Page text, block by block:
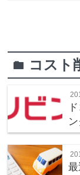
folder コスト